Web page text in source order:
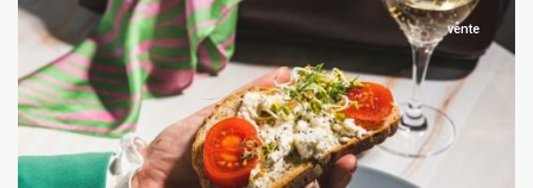
vente